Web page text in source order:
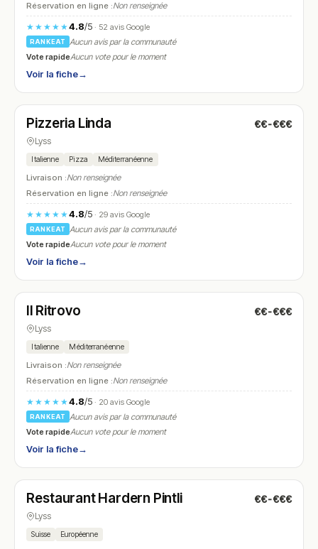
Réservation en ligne :Non renseignée
★★★★★4.8/5· 52 avis Google
RANKEAT
Aucun avis par la communauté
Vote rapideAucun vote pour le moment
Voir la fiche→
N° 8
Pizzeria Linda €€-€€€
Lyss
Italienne Pizza Méditerranéenne
Livraison :Non renseignée
Réservation en ligne :Non renseignée
★★★★★4.8/5· 29 avis Google
RANKEAT
Aucun avis par la communauté
Vote rapideAucun vote pour le moment
Voir la fiche→
N° 9
Il Ritrovo €€-€€€
Lyss
Italienne Méditerranéenne
Livraison :Non renseignée
Réservation en ligne :Non renseignée
★★★★★4.8/5· 20 avis Google
RANKEAT
Aucun avis par la communauté
Vote rapideAucun vote pour le moment
Voir la fiche→
N° 10
Restaurant Hardern Pintli €€-€€€
Lyss
Suisse Européenne